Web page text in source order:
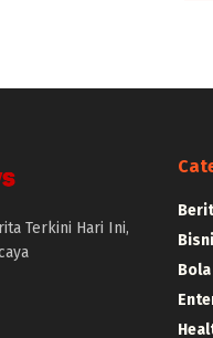
Terkini Hari Ini,
Bola